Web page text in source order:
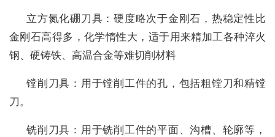
立方氮化硼刀具：硬度略次于金刚石，热稳定性比
金刚石高得多，化学惰性大，适于用来精加工各种淬火
钢、硬铸铁、高温合金等难切削材料
镗削刀具：用于镗削工件的孔，包括粗镗刀和精镗
刀。
铣削刀具：用于铣削工件的平面、沟槽、轮廓等，